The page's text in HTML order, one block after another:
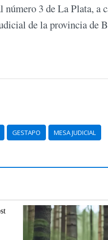
3 de La Plata, a
de la provincia de
GESTAPO MESA JUDICIAL